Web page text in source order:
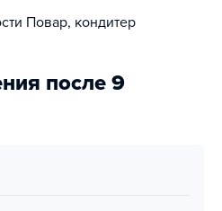
Повар, кондитер
после 9